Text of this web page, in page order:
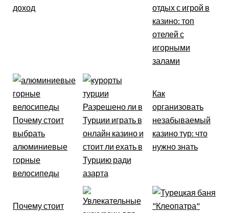
доход
отдых с игрой в
казино: топ
отелей с
игорными
залами
Почему стоит
выбрать
алюминиевые
горные
велосипеды
Разрешено ли в
Турции играть в
онлайн казино и
стоит ли ехать в
Турцию ради
азарта
Как
организовать
незабываемый
казино тур: что
нужно знать
Почему стоит